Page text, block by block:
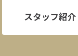
スタッフ紹介